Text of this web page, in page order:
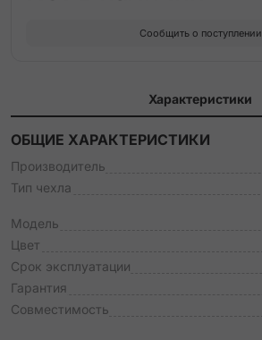
Сообщить о поступлении
Характеристики
ОБЩИЕ ХАРАКТЕРИСТИКИ
Производитель
Тип чехла
Модель
Цвет
Срок эксплуатации
Гарантия
Совместимость